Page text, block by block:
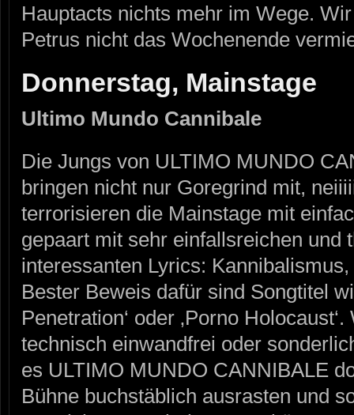
Hauptacts nichts mehr im Wege.
Petrus nicht das Wochenende
Donnerstag, Mainstage
Ultimo Mundo Cannibale
Die Jungs von ULTIMO MUNDO
bringen nicht nur Goregrind mit,
terrorisieren die Mainstage mit
gepaart mit sehr einfallsreichen und
interessanten Lyrics:
Bester Beweis dafür sind Songtitel
Penetration‘ oder ‚Porno
technisch einwandfrei oder
es ULTIMO MUNDO CANNIBALE
Bühne buchstäblich ausrasten und